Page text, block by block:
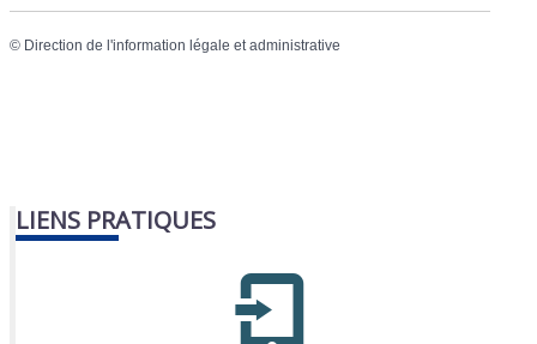
© Direction de l'information légale et administrative
LIENS PRATIQUES